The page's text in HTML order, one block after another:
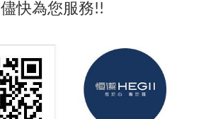
儘快為您服務!!